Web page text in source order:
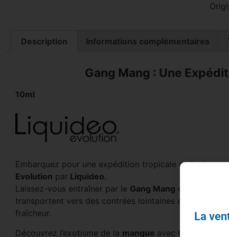
Description Informations complémentaires
Gang Mang : Une
10ml
Embarquez pour une expédition tropicale audacieuse
Evolution par Liquideo.
Laissez-vous entraîner par le Gang Mang dans une
transportent vers des contrées lointaines et
fraîcheur.
Découvrez l’exotisme de la mangue avec Gang Mang
La